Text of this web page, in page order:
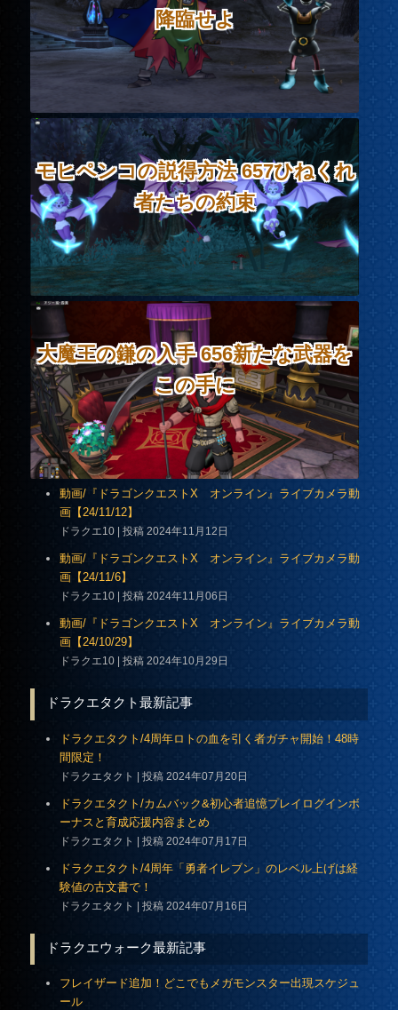
降臨せよ
モヒペンコの説得方法 657ひねくれ
者たちの約束
大魔王の鎌の入手 656新たな武器を
この手に
動画/『ドラゴンクエストX オンライン』ライブカメラ動
画【24/11/12】
ドラクエ10 投稿 2024年11月12日
動画/『ドラゴンクエストX オンライン』ライブカメラ動
画【24/11/6】
ドラクエ10 投稿 2024年11月06日
動画/『ドラゴンクエストX オンライン』ライブカメラ動
画【24/10/29】
ドラクエ10 投稿 2024年10月29日
ドラクエタクト最新記事
ドラクエタクト/4周年ロトの血を引く者ガチャ開始！48時
間限定！
ドラクエタクト 投稿 2024年07月20日
ドラクエタクト/カムバック&初心者追憶プレイログインボ
ーナスと育成応援内容まとめ
ドラクエタクト 投稿 2024年07月17日
ドラクエタクト/4周年「勇者イレブン」のレベル上げは経
験値の古文書で！
ドラクエタクト 投稿 2024年07月16日
ドラクエウォーク最新記事
フレイザード追加！どこでもメガモンスター出現スケジュ
ール